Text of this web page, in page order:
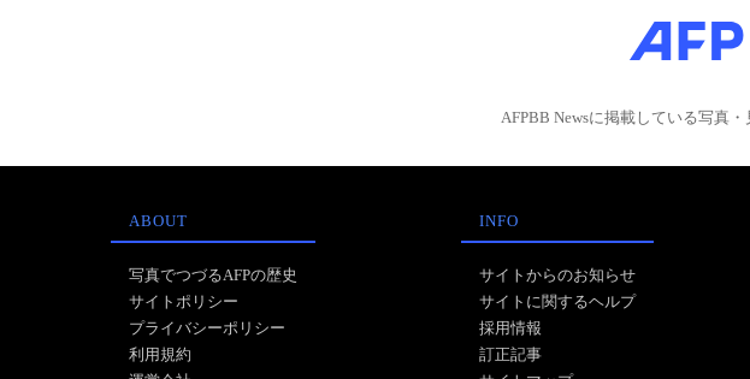
AFPBB Newsに掲載している写真
ABOUT
写真でつづるAFPの歴史
サイトポリシー
プライバシーポリシー
利用規約
INFO
サイトからのお知らせ
サイトに関するヘルプ
採用情報
訂正記事